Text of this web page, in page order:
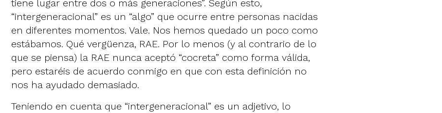
tiene lugar entre dos o más generaciones”. Según esto,
“intergeneracional” es un “algo” que ocurre entre personas nacidas
en diferentes momentos. Vale. Nos hemos quedado un poco como
estábamos. Qué vergüenza, RAE. Por lo menos (y al contrario de lo
que se piensa) la RAE nunca aceptó “cocreta” como forma válida,
pero estaréis de acuerdo conmigo en que con esta definición no
nos ha ayudado demasiado.
Teniendo en cuenta que “intergeneracional” es un adjetivo, lo